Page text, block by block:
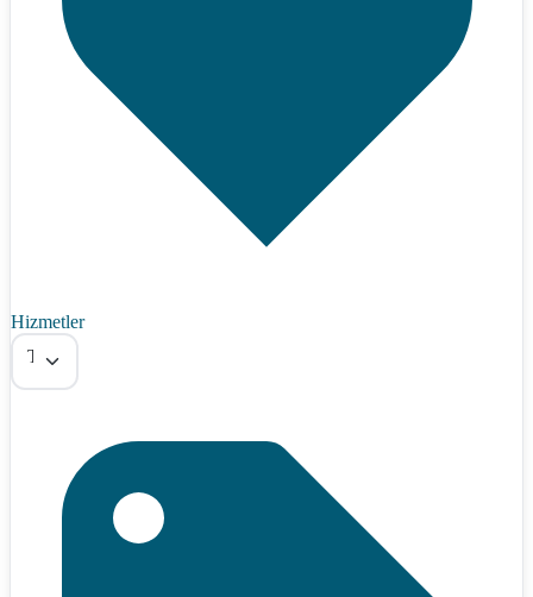
Hizmetler
Tümü